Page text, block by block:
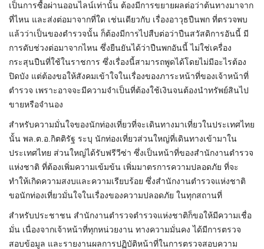
เป็นการซื้อผ่านออนไลน์เท่านั้น ต้องมีการขยายผลต่อว่าต้นทางมาจาก
ที่ไหน และส่งต่อมาจากที่ใด เช่นเดียวกับ เรื่องอาวุธปืนพก ที่ตรวจพบ
แล้วว่าเป็นของตำรวจนั้น ก็ต้องมีการไปสืบต่อว่าปืนสวัสดิการอันนี้ มี
การดับช่วงต่อมาจากไหน ซึ่งยืนยันได้ว่าปืนพกอันนี้ ไม่ใช่เครื่อง
กระสุนปืนที่ใช้ในราชการ ซึ่งเรื่องนี้สามารถพูดได้โดยไม่มีอะไรต้อง
ปิดบัง แต่ต้องขอให้สังคมเข้าใจในเรื่องของภาระหน้าที่ของเจ้าหน้าที่
ตำรวจ เพราะอาจจะมีความจำเป็นที่ต้องใช้เงินจนต้องนำทรัพย์สินไป
ขายหรือจำนอง
สำหรับความมั่นใจของนักท่องเที่ยวที่จะเดินทางมาเที่ยวในประเทศไทย
นั้น พล.ต.อ.กิตติรัฐ ระบุ นักท่องเที่ยวส่วนใหญ่ที่เดินทางเข้ามาใน
ประเทศไทย ส่วนใหญ่ได้รับฟรีวีซ่า ซึ่งเป็นหน้าที่ของสำนักงานตำรวจ
แห่งชาติ ที่ต้องเพิ่มความเข้มข้น เพิ่มมาตรการความปลอดภัย ที่จะ
ทำให้เกิดความสงบและความเรียบร้อย ซึ่งสำนักงานตำรวจแห่งชาติ
ขอนักท่องเที่ยวมั่นใจในเรื่องของความปลอดภัย ในทุกสถานที่
สำหรับประชาชน สำนักงานตำรวจตำรวจแห่งชาติก็ขอให้มีความเชื่อ
มั่น เนื่องจากเจ้าหน้าที่ทุกหน่วยงาน ทางความมั่นคง ได้มีการตรวจ
สอบข้อมูล และรายงานผลการปฏิบัติหน้าที่ในการตรวจสอบความ